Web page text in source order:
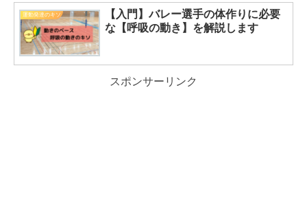
運動発達のキソ
【入門】バレー選手の体作りに必要
な【呼吸の動き】を解説します
スポンサーリンク